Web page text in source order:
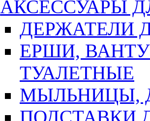
АКСЕССУАРЫ
ДЕРЖАТЕЛИ
ЕРШИ,
ТУАЛЕТНЫЕ
МЫЛЬНИЦЫ,